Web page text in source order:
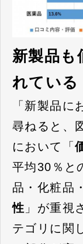
新製品も
れている
「新製品に
尋ねると、
において「
平均30％と
品・化粧品
性 」が重視
テゴリに関